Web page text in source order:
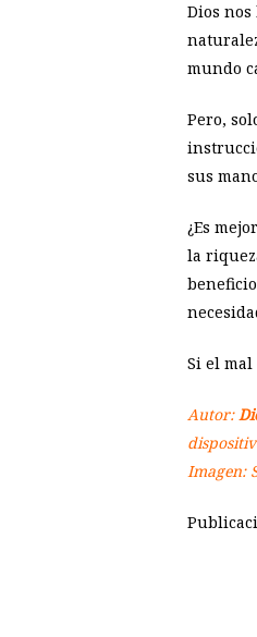
Dios
mundo
Pero,
sus
¿Es
la
Si el mal
Autor:
Imagen: